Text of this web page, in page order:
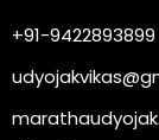
+91-9422893899